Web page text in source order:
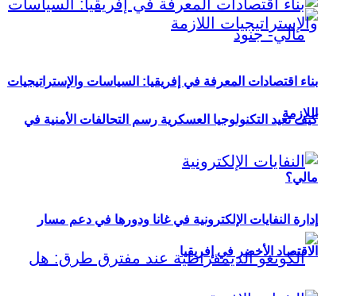
كيف تعيد التكنولوجيا العسكرية رسم التحالفات الأمنية في
مالي؟
بناء اقتصادات المعرفة في إفريقيا: السياسات والإستراتيجيات
اللازمة
إدارة النفايات الإلكترونية في غانا ودورها في دعم مسار
الاقتصاد الأخضر في إفريقيا